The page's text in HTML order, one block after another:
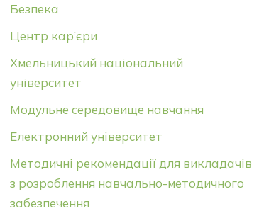
Безпека
Центр кар’єри
Хмельницький національний
університет
Модульне середовище навчання
Електронний університет
Методичні рекомендації для викладачів
з розроблення навчально-методичного
забезпечення